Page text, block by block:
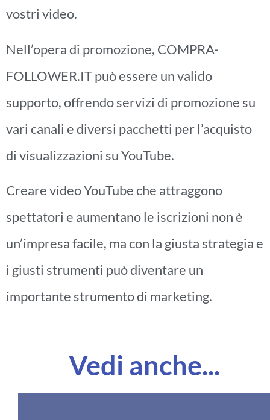
vostri video.
Nell’opera di promozione, COMPRA-
FOLLOWER.IT può essere un valido
supporto, offrendo servizi di promozione su
vari canali e diversi pacchetti per l’acquisto
di visualizzazioni su YouTube.
Creare video YouTube che attraggono
spettatori e aumentano le iscrizioni non è
un’impresa facile, ma con la giusta strategia e
i giusti strumenti può diventare un
importante strumento di marketing.
Vedi anche...